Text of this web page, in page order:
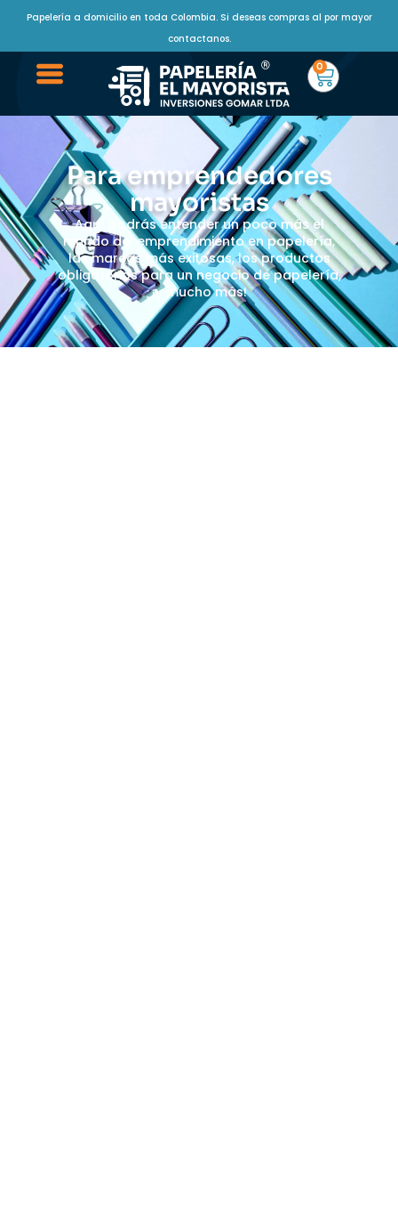
Papelería a domicilio en toda Colombia. Si deseas compras al por mayor
contactanos.
0
Para emprendedores
mayoristas
Aquí podrás entender un poco más el
mundo del emprendimiento en papelería,
las marcas más exitosas, los productos
obligatorios para un negocio de papelería,
¡y mucho más!